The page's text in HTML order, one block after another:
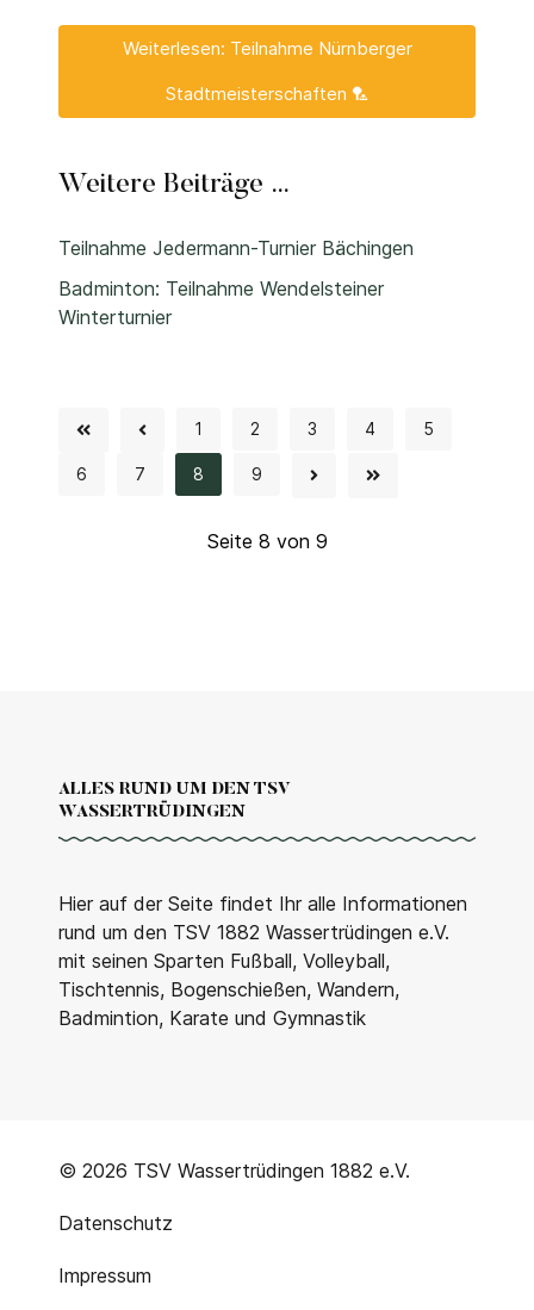
Weiterlesen: Teilnahme Nürnberger
Stadtmeisterschaften 🏸
Weitere Beiträge …
Teilnahme Jedermann-Turnier Bächingen
Badminton: Teilnahme Wendelsteiner
Winterturnier
1 2 3 4 5
6 7 8 9
Seite 8 von 9
ALLES RUND UM DEN TSV
WASSERTRÜDINGEN
Hier auf der Seite findet Ihr alle Informationen
rund um den TSV 1882 Wassertrüdingen e.V.
mit seinen Sparten Fußball, Volleyball,
Tischtennis, Bogenschießen, Wandern,
Badmintion, Karate und Gymnastik
© 2026 TSV Wassertrüdingen 1882 e.V.
Datenschutz
Impressum